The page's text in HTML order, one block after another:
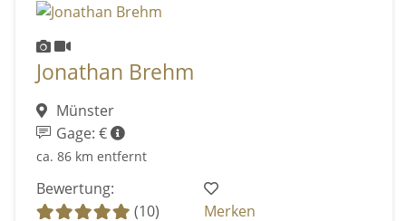
Jonathan Brehm
Münster
Gage: €
ca. 86 km entfernt
Bewertung:
(10)
Merken